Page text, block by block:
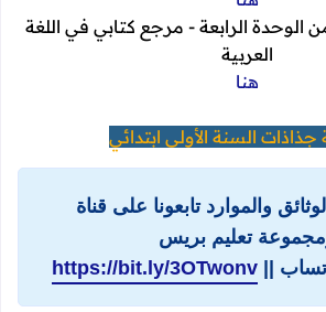
الأسبوع 4 من الوحدة الرابعة - مرجع كتابي في اللغة
العربية
هنا
السنة الأولى ابتدائي
والموارد تابعونا على قناة
تعليم بريس
||
https://bit.ly/3OTwonv